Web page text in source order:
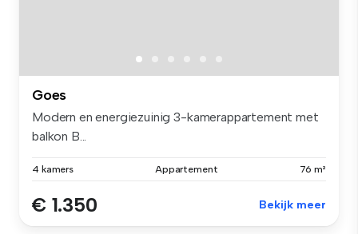
Goes
Modern en energiezuinig 3-kamerappartement met
balkon B...
4 kamers Appartement 76 m²
€ 1.350 Bekijk meer